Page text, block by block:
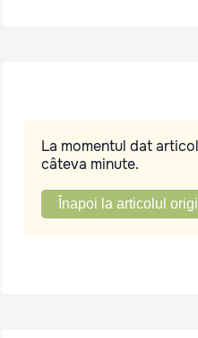
La momentul dat
câteva minute.
Înapoi la articolul